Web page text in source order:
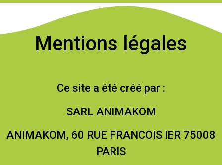
Mentions légales
Ce site a été créé par :
SARL ANIMAKOM
ANIMAKOM, 60 RUE FRANCOIS IER 75008
PARIS